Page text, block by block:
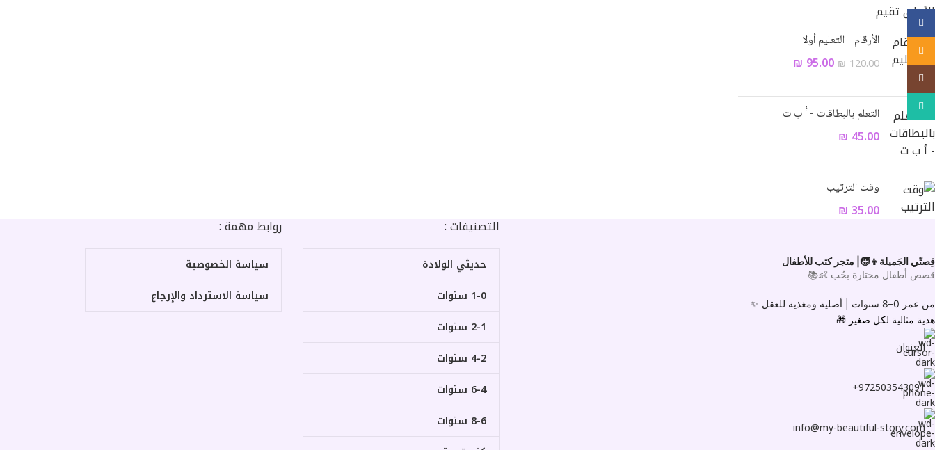
الأعلى تقيم
الأرقام - التعليم أولا
₪120.00
₪ 95.00
التعلم بالبطاقات - أ ب ت
₪ 45.00
وقت الترتيب
₪35.00
قِصتّي الجَميلة👦🧒| متجر كتب للأطفال
قصص أطفال مختارة بحُب 👶📚
من عمر 0–8 سنوات |
أصلية ومغذية للعقل ✨
هدية مثالية لكل صغير 🎁
العنوان
972503543091+
info@my-beautiful-story.com
التصنيفات :
حديثي الولادة
1-0 سنوات
2-1 سنوات
4-2 سنوات
6-4 سنوات
8-6 سنوات
روابط مهمة :
سياسة الخصوصية
سياسة الاسترداد والإرجاع
Facebook
Email
WhatsApp